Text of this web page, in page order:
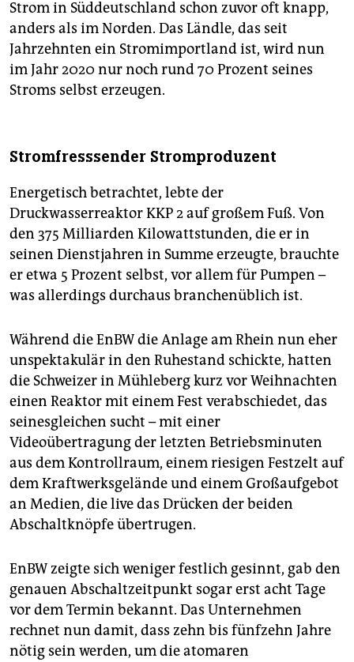
Strom in Süddeutschland schon zuvor oft knapp,
anders als im Norden. Das Ländle, das seit
Jahrzehnten ein Stromimportland ist, wird nun
im Jahr 2020 nur noch rund 70 Prozent seines
Stroms selbst erzeugen.
Stromfresssender Stromproduzent
Energetisch betrachtet, lebte der
Druckwasserreaktor KKP 2 auf großem Fuß. Von
den 375 Milliarden Kilowattstunden, die er in
seinen Dienstjahren in Summe erzeugte, brauchte
er etwa 5 Prozent selbst, vor allem für Pumpen –
was allerdings durchaus branchenüblich ist.
Während die EnBW die Anlage am Rhein nun eher
unspektakulär in den Ruhestand schickte, hatten
die Schweizer in Mühleberg kurz vor Weihnachten
einen Reaktor mit einem Fest verabschiedet, das
seinesgleichen sucht – mit einer
Videoübertragung der letzten Betriebsminuten
aus dem Kontrollraum, einem riesigen Festzelt auf
dem Kraftwerksgelände und einem Großaufgebot
an Medien, die live das Drücken der beiden
Abschaltknöpfe übertrugen.
EnBW zeigte sich weniger festlich gesinnt, gab den
genauen Abschaltzeitpunkt sogar erst acht Tage
vor dem Termin bekannt. Das Unternehmen
rechnet nun damit, dass zehn bis fünfzehn Jahre
nötig sein werden, um die atomaren